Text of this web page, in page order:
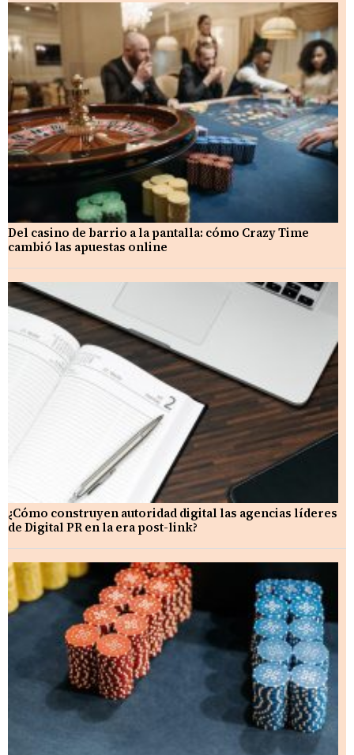
Del casino de barrio a la pantalla: cómo Crazy Time
cambió las apuestas online
¿Cómo construyen autoridad digital las agencias líderes
de Digital PR en la era post-link?